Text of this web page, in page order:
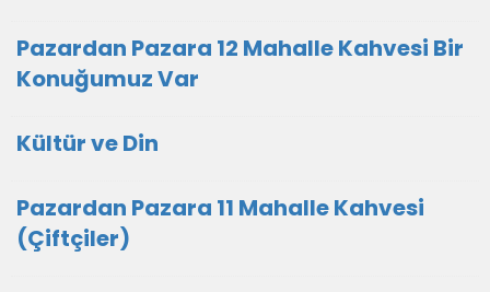
Pazardan Pazara 12 Mahalle Kahvesi Bir
Konuğumuz Var
Kültür ve Din
Pazardan Pazara 11 Mahalle Kahvesi
(Çiftçiler)